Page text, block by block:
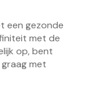
een gezonde
met de
op, bent
met